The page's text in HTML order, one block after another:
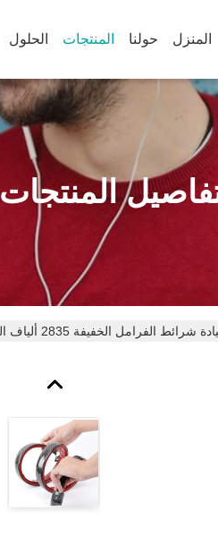
المنزل حولنا المنتجات الحلول
المنتجات